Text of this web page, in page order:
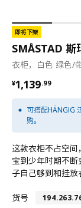
即将下架
SMÅSTAD
衣柜，白色 绿色/
¥1,139.99
¥ 1139.99
可搭配HÄNGIG
购。
这款衣柜不占空
宝到少年时期不
子自己够到和挂放
货号